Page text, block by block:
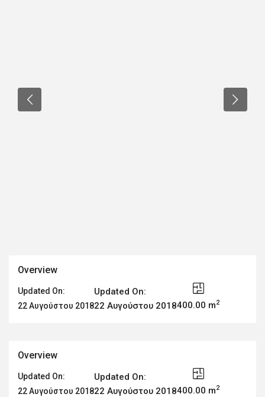
Overview
Updated On:
22 Αυγούστου 2018
Updated On:
22 Αυγούστου 2018400.00 m2
Overview
Updated On:
22 Αυγούστου 2018
Updated On:
22 Αυγούστου 2018400.00 m2